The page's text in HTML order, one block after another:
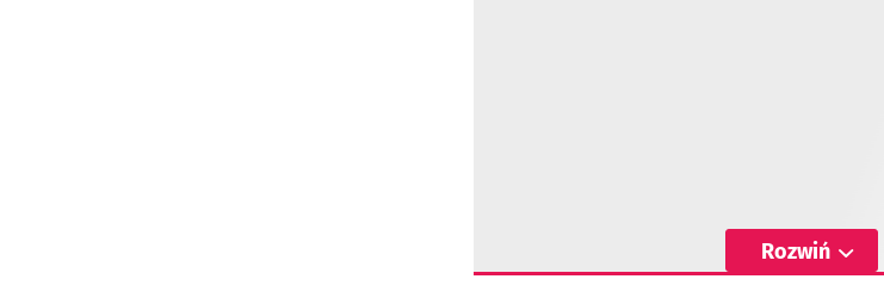
Rozwiń